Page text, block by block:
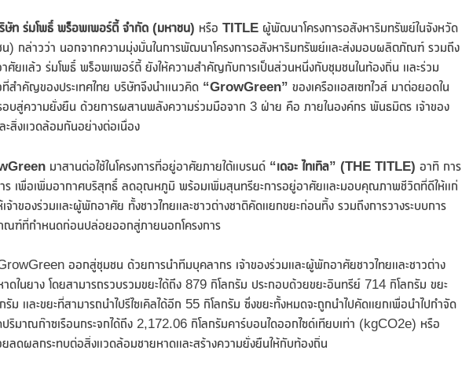
ริษัท ร่มโพธิ์ พร็อพเพอร์ตี้ จำกัด (มหาชน) หรือ TITLE ผู้พัฒนาโครงการอสังหาริมทรัพย์ในจังหวัด
น) กล่าวว่า นอกจากความมุ่งมั่นในการพัฒนาโครงการอสังหาริมทรัพย์และส่งมอบผลิตภัณฑ์ รวมถึง
ยแล้ว ร่มโพธิ์ พร็อพเพอร์ตี้ ยังให้ความสำคัญกับการเป็นส่วนหนึ่งกับชุมชนในท้องถิ่น และร่วม
ที่สำคัญของประเทศไทย บริษัทจึงนำแนวคิด “GrowGreen” ของเครือแอสเซทไวส์ มาต่อยอดใน
อบสู่ความยั่งยืน ด้วยการผสานพลังความร่วมมือจาก 3 ฝ่าย คือ ภายในองค์กร พันธมิตร เจ้าของ
สิ่งแวดล้อมกันอย่างต่อเนื่อง
มาสานต่อใช้ในโครงการที่อยู่อาศัยภายใต้แบรนด์ “เดอะ ไทเทิล” (THE TITLE) อาทิ การ
าร เพื่อเพิ่มอากาศบริสุทธิ์ ลดอุณหภูมิ พร้อมเพิ่มสุนทรียะการอยู่อาศัยและมอบคุณภาพชีวิตที่ดีให้แก่
าของร่วมและผู้พักอาศัย ทั้งชาวไทยและชาวต่างชาติคัดแยกขยะก่อนทิ้ง รวมถึงการวางระบบการ
กณฑ์ที่กำหนดก่อนปล่อยออกสู่ภายนอกโครงการ
ออกสู่ชุมชน ด้วยการนำทีมบุคลากร เจ้าของร่วมและผู้พักอาศัยชาวไทยและชาวต่าง
ดในยาง โดยสามารถรวบรวมขยะได้ถึง 879 กิโลกรัม ประกอบด้วยขยะอินทรีย์ 714 กิโลกรัม ขยะ
ม และขยะที่สามารถนำไปรีไซเคิลได้อีก 55 กิโลกรัม ซึ่งขยะทั้งหมดจะถูกนำไปคัดแยกเพื่อนำไปกำจัด
ปริมาณก๊าซเรือนกระจกได้ถึง 2,172.06 กิโลกรัมคาร์บอนไดออกไซด์เทียบเท่า (kgCO2e) หรือ
ลดผลกระทบต่อสิ่งแวดล้อมชายหาดและสร้างความยั่งยืนให้กับท้องถิ่น